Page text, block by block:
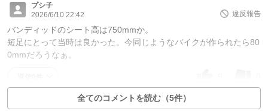
プシ子
2026/6/10 22:42
違反報告
バンディッドのシート高は750mmか。
短足にとって当時は良かった。今同じようなバイクが作られたら80
0mmだろうなぁ。
全てのコメントを読む（5件）